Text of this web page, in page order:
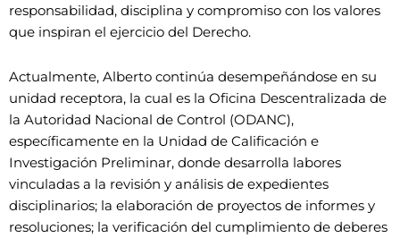
responsabilidad, disciplina y compromiso con los valores
que inspiran el ejercicio del Derecho.
Actualmente, Alberto continúa desempeñándose en su
unidad receptora, la cual es la Oficina Descentralizada de
la Autoridad Nacional de Control (ODANC),
específicamente en la Unidad de Calificación e
Investigación Preliminar, donde desarrolla labores
vinculadas a la revisión y análisis de expedientes
disciplinarios; la elaboración de proyectos de informes y
resoluciones; la verificación del cumplimiento de deberes